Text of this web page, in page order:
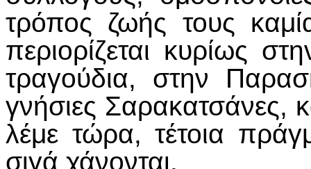
τρόπος ζωής τους
περιορίζεται κυρίως
τραγούδια, στην
γνήσιες Σαρακατσάνες,
λέμε τώρα, τέτοια
σιγά χάνονται.